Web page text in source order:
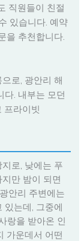
직원들이 친절
있습니다. 예약
을 추천합니다.
로, 광안리 해
다. 내부는 모던
프라이빗
로, 낮에는 푸
만 밤이 되면
안리 주변에는
있는데, 그중에
랑을 받아온 인
가운데서 어떤